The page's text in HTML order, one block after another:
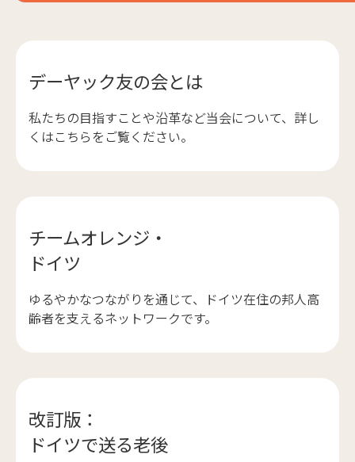
デーヤック友の会とは
私たちの目指すことや沿革など当会について、詳し
くはこちらをご覧ください。
チームオレンジ・
ドイツ
ゆるやかなつながりを通じて、ドイツ在住の邦人高
齢者を支えるネットワークです。
改訂版：
ドイツで送る老後